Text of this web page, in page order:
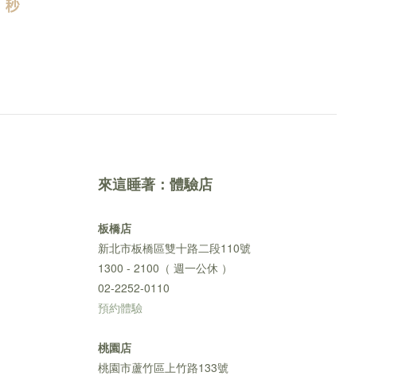
來這睡著：體驗店
板橋店
新北市板橋區雙十路二段110號
1300 - 2100（ 週一公休 ）
02-2252-0110
預約體驗
桃園店
桃園市蘆竹區上竹路133號